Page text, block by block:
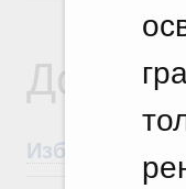
Избранные